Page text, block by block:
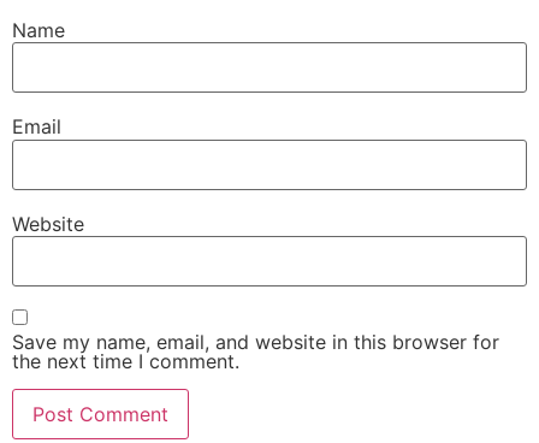
Name
Email
Website
Save my name, email, and website in this browser for
the next time I comment.